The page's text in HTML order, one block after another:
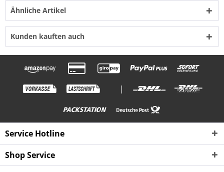
Ähnliche Artikel
Kunden kauften auch
|
Service Hotline
Shop Service